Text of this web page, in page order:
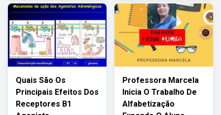
Quais São Os
Principais Efeitos Dos
Receptores B1
Professora Marcela
Inicia O Trabalho De
Alfabetização